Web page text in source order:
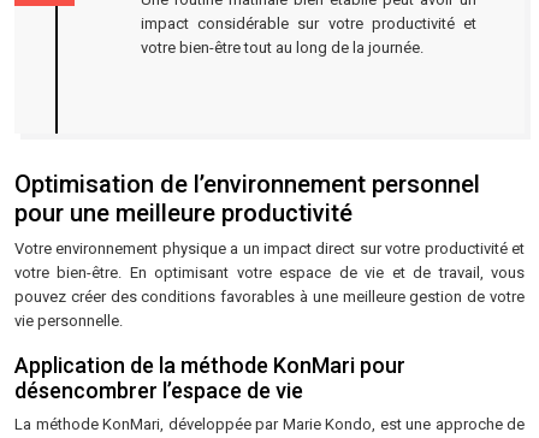
impact considérable sur votre productivité et
votre bien-être tout au long de la journée.
Optimisation de l’environnement personnel
pour une meilleure productivité
Votre environnement physique a un impact direct sur votre productivité et
votre bien-être. En optimisant votre espace de vie et de travail, vous
pouvez créer des conditions favorables à une meilleure gestion de votre
vie personnelle.
Application de la méthode KonMari pour
désencombrer l’espace de vie
La méthode KonMari, développée par Marie Kondo, est une approche de